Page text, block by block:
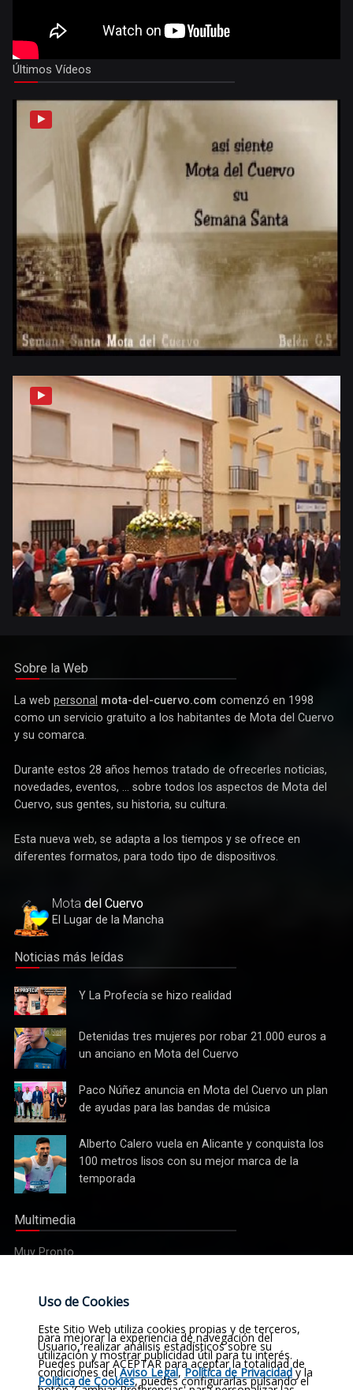
Últimos Vídeos
Sobre la Web
La web personal mota-del-cuervo.com comenzó en 1998
como un servicio gratuito a los habitantes de Mota del Cuervo
y su comarca.
Durante estos 28 años hemos tratado de ofrecerles noticias,
novedades, eventos, ... sobre todos los aspectos de Mota del
Cuervo, sus gentes, su historia, su cultura.
Esta nueva web, se adapta a los tiempos y se ofrece en
diferentes formatos, para todo tipo de dispositivos.
Mota del Cuervo
El Lugar de la Mancha
Noticias más leídas
Y La
Profecía
se hizo
realidad
Y La Profecía se hizo realidad
Detenidas
tres
mujeres
por robar
21.000
euros a
anciano
en Mota
del
Cuervo
Detenidas tres mujeres por robar 21.000 euros a
un anciano en Mota del Cuervo
Paco
Núñez
anuncia
en Mota
Cuervo un
plan de
para las
bandas
de
Paco Núñez anuncia en Mota del Cuervo un plan
de ayudas para las bandas de música
Alberto
Calero
vuela en
Alicante y
los 100
lisos con
Alberto Calero vuela en Alicante y conquista los
100 metros lisos con su mejor marca de la
temporada
Multimedia
Muy Pronto
Noticias Actualidad Sucesos Religión
Opinión Deportes Cultura Política Historia
Uso de Cookies
Este Sitio Web utiliza cookies propias y de terceros,
para mejorar la experiencia de navegación del
Usuario, realizar análisis estadísticos sobre su
utilización y mostrar publicidad útil para tu interés.
Puedes pulsar ACEPTAR para aceptar la totalidad de
condiciones delAviso Legal,Política de Privacidady la
Política de Cookies, puedes configurarlas pulsando el